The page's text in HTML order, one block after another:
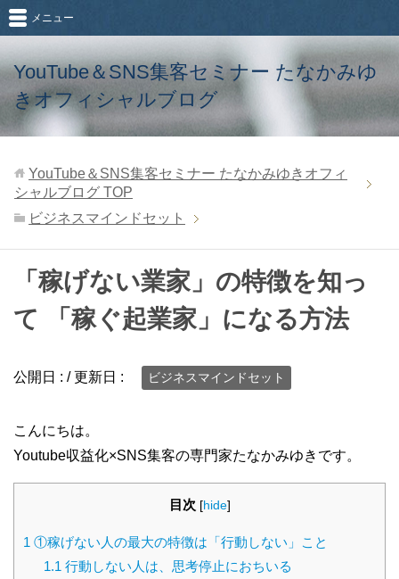
YouTube＆SNS集客セミナー たなかみゆ
きオフィシャルブログ
メニュー
YouTube＆SNS集客セミナー たなかみゆきオフィ
シャルブログ TOP
ビジネスマインドセット
「稼げない業家」の特徴を知っ
て 「稼ぐ起業家」になる方法
公開日 : / 更新日 : ビジネスマインドセット
こんにちは。
Youtube収益化×SNS集客の専門家たなかみゆきです。
目次 [hide]
1 ①稼げない人の最大の特徴は「行動しない」こと
1.1 行動しない人は、思考停止におちいる